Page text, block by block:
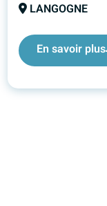
LANGOGNE
En savoir plus